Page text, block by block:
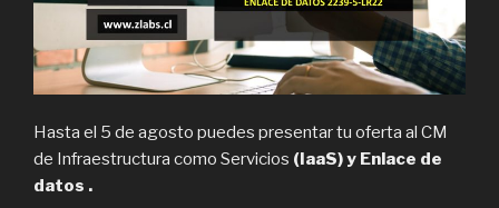
Hasta el 5 de agosto puedes presentar tu oferta al CM
de Infraestructura como Servicios (IaaS) y Enlace de
datos .